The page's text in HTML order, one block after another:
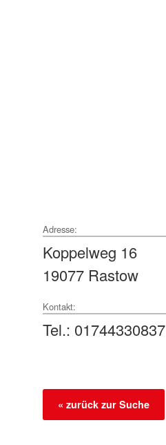
Adresse:
Koppelweg 16
19077 Rastow
Kontakt:
Tel.: 01744330837
« zurück zur Suche